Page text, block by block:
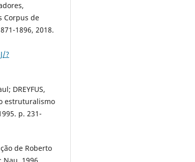
Corpus de
1896, 2018.
?
DREYFUS,
estruturalismo
p. 231-
de Roberto
1996.